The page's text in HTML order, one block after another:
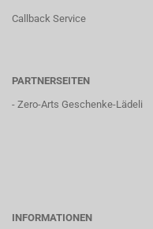
Callback Service
PARTNERSEITEN
- Zero-Arts Geschenke-Lädeli
INFORMATIONEN